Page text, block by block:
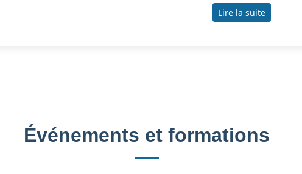
Lire la suite
Événements et formations